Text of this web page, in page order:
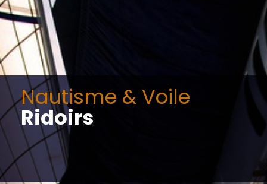
Nautisme & Voile
Ridoirs